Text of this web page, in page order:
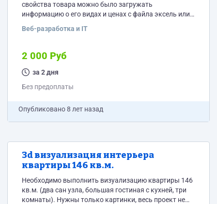
свойства товара можно было загружать
информацию о его видах и ценах с файла эксель или
бы выбирать из выдающего списка и отправить их в
доработать функционал, чтобы можно было один
товар с разным цветом отправлять в корзину
несколько раз. Так же необходимо сделать...
Веб-разработка и IT
2 000 Руб
за 2 дня
Без предоплаты
Опубликовано8 лет назад
3d визуализация интерьера
квартиры 146 кв.м.
Необходимо выполнить визуализацию квартиры 146
кв.м. (два сан узла, большая гостиная с кухней, три
комнаты). Нужны только картинки, весь проект не